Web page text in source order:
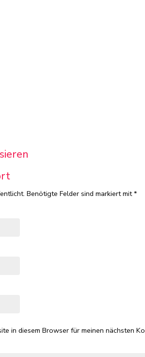
Benötigte Felder sind markiert mit*
in diesem Browser für meinen nächsten